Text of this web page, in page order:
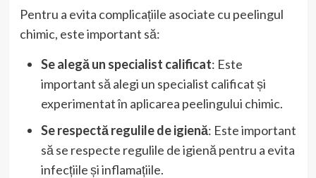
Pentru a evita complicațiile asociate cu peelingul
chimic, este important să:
Se alegă un specialist calificat: Este
important să alegi un specialist calificat și
experimentat în aplicarea peelingului chimic.
Se respectă regulile de igienă: Este important
să se respecte regulile de igienă pentru a evita
infecțiile și inflamațiile.